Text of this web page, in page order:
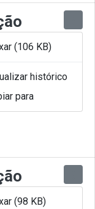
2023
Juliana
2023
(106 KB)
histórico
para
(98 KB)